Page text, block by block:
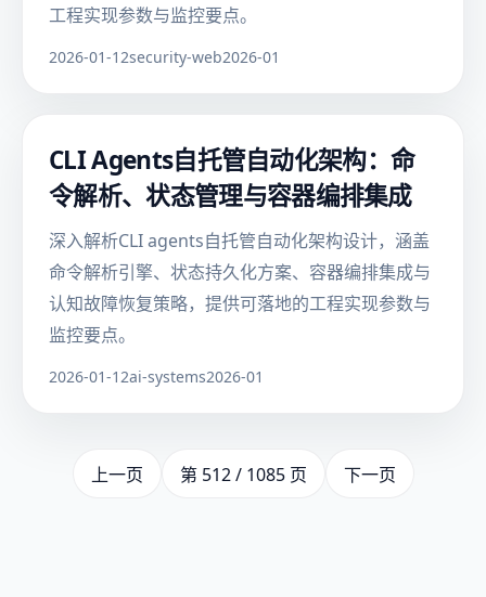
工程实现参数与监控要点。
2026-01-12security-web2026-01
CLI Agents自托管自动化架构：命
令解析、状态管理与容器编排集成
深入解析CLI agents自托管自动化架构设计，涵盖
命令解析引擎、状态持久化方案、容器编排集成与
认知故障恢复策略，提供可落地的工程实现参数与
监控要点。
2026-01-12ai-systems2026-01
上一页 第 512 / 1085 页 下一页